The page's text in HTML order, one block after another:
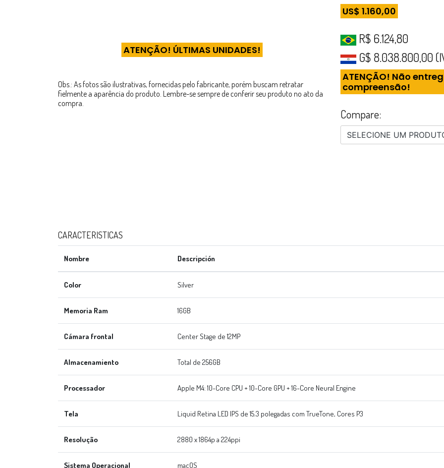
ATENÇÃO! ÚLTIMAS UNIDADES!
Obs.: As fotos são ilustrativas, fornecidas pelo fabricante, porém buscam retratar
fielmente a aparência do produto. Lembre-se sempre de conferir seu produto no ato da
compra.
US$ 1.160,00
R$ 6.124,80
G$ 8.038.800,00
ATENÇÃO! Não
compreensão!
Compare:
SELECIONE UM
CARACTERISTICAS
Nombre Descripción
Color Silver
Memoria Ram 16GB
Cámara frontal Center Stage de 12MP
Almacenamiento Total de 256GB
Processador Apple M4: 10-Core CPU + 10-Core GPU + 16-Core Neural Engine
Tela Liquid Retina LED IPS de 15.3 polegadas com TrueTone, Cores P3
Resolução 2880 x 1864p a 224ppi
Sistema Operacional macOS